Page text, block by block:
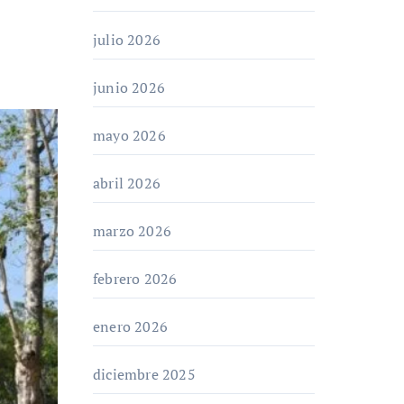
julio 2026
junio 2026
mayo 2026
abril 2026
marzo 2026
febrero 2026
enero 2026
diciembre 2025